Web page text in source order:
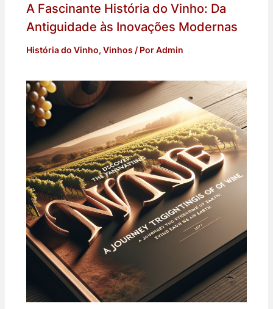
A Fascinante História do Vinho: Da
Antiguidade às Inovações Modernas
História do Vinho, Vinhos / PorAdmin